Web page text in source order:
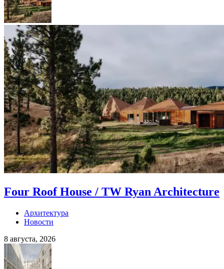
Four Roof House / TW Ryan Architecture
Архитектура
Новости
8 августа, 2026